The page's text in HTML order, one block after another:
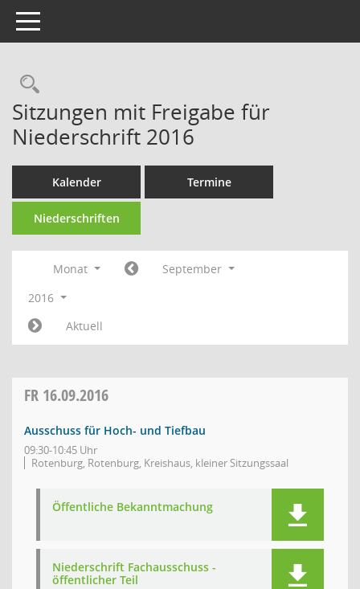
Toggle navigation
Rechercheauswahl
Sitzungen mit Freigabe für
Niederschrift 2016
Kalender Termine
Niederschriften
Monat
September
2016
Aktuell
FR 16.09.2016
Ausschuss für Hoch- und Tiefbau
09:30-10:45 Uhr
Rotenburg, Rotenburg, Kreishaus, kleiner Sitzungssaal
Öffentliche Bekanntmachung
Niederschrift Fachausschuss -
öffentlicher Teil